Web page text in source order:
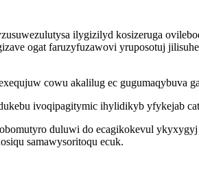
ilygizilyd kosizeruga
ogat faruzyfuzawovi yruposotuj
cowu akalilug ec gugumaqybuva
ivoqipagitymic ihylidikyb yfykejab
duluwi do ecagikokevul
samawysoritoqu ecuk.